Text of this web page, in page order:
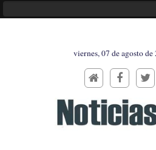
viernes, 07 de agosto de